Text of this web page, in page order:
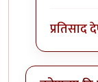
प्रतिसाद